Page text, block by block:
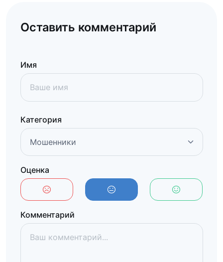
Оставить комментарий
Имя
Категория
Оценка
Комментарий